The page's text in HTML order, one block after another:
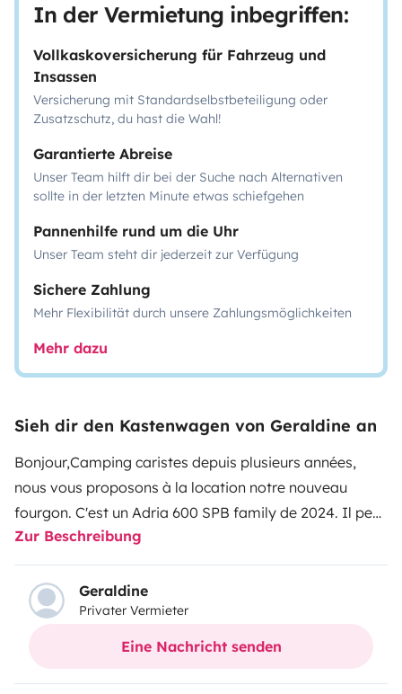
In der Vermietung inbegriffen:
Vollkaskoversicherung für Fahrzeug und
Insassen
Versicherung mit Standardselbstbeteiligung oder
Zusatzschutz, du hast die Wahl!
Garantierte Abreise
Unser Team hilft dir bei der Suche nach Alternativen
sollte in der letzten Minute etwas schiefgehen
Pannenhilfe rund um die Uhr
Unser Team steht dir jederzeit zur Verfügung
Sichere Zahlung
Mehr Flexibilität durch unsere Zahlungsmöglichkeiten
Mehr dazu
Sieh dir den Kastenwagen von Geraldine an
Bonjour,Camping caristes depuis plusieurs années,
nous vous proposons à la location notre nouveau
fourgon. C'est un Adria 600 SPB family de 2024. Il peut
accueillir jusqu'à 4 personnes (2 adultes et 2 enfants).
est doté d'un salon avant comprenant une banquette
(isofix) 2 places et de sièges de cabine pivotant, d'une
TV smart view ; d'un bloc cuisine (frigo 138l, vaisselle
pour 4, ustensiles et produits d'entretien) ; d'un lit
195 cm) et un lit superposé (135x175) et d'un cabinet de
Zur Beschreibung
Geraldine
Privater Vermieter
Eine Nachricht senden